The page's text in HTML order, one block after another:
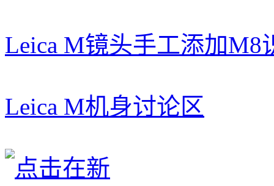
Leica M镜头手工添加M8
Leica M机身讨论区